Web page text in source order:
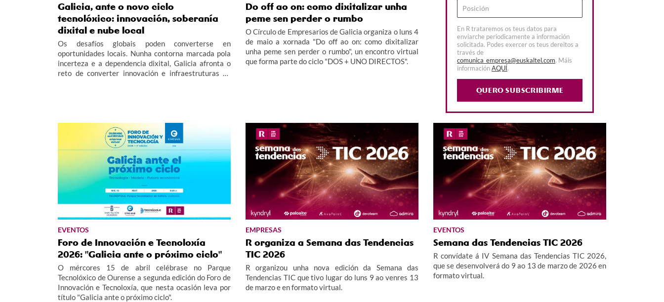
Galicia, ante o novo ciclo
tecnolóxico: innovación, soberanía
dixital e nube local
Os desafíos globais poden converterse en
oportunidades locais. Nunha contorna marcada pola
incerteza e a dependencia dixital, Galicia afronta o
reto de converter innovación e infraestruturas en
Do off ao on: como dixitalizar unha
peme sen perder o rumbo
O Círculo de Empresarios de Galicia organiza o luns 4
de maio a xornada "Do off ao on: como dixitalizar
unha peme sen perder o rumbo", un encontro virtual
que forma parte do ciclo "DOS + UNO DIRECTOS".
En R trataremos os teus datos para
enviarche periodicamente a información
solicitada. Podes exercer os teus dereitos a
través de
comunica_empresa@euskaltel.com. Máis
informaciónAQUÍ.
QUERO SUBSCRIBIRME
EVENTOS
Foro de Innovación e Tecnoloxía
2026: "Galicia ante o próximo ciclo"
O mércores 15 de abril celébrase no Parque
Tecnolóxico de Ourense a segunda edición do Foro de
Innovación e Tecnoloxía, que nesta ocasión leva por
título "Galicia ante o próximo ciclo".
EMPRESAS
R organiza a Semana das Tendencias
TIC 2026
R organizou unha nova edición da Semana das
Tendencias TIC que tivo lugar do luns 9 ao venres 13
de marzo e en formato virtual.
EVENTOS
Semana das Tendencias TIC 2026
R convídate á IV Semana das Tendencias TIC 2026,
que se desenvolverá do 9 ao 13 de marzo de 2026 en
formato virtual.